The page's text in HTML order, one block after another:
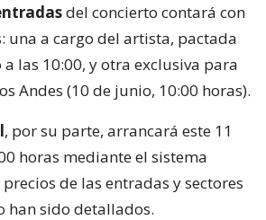
del concierto contará con
una a cargo del artista, pactada
las 10:00, y otra exclusiva para
Andes (10 de junio, 10:00 horas).
, por su parte, arrancará este 11
horas mediante el sistema
precios de las entradas y sectores
han sido detallados.